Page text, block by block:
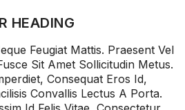
HEADING
Feugiat Mattis. Praesent Vel
Sit Amet Sollicitudin Metus.
Consequat Eros Id,
Convallis Lectus A Porta.